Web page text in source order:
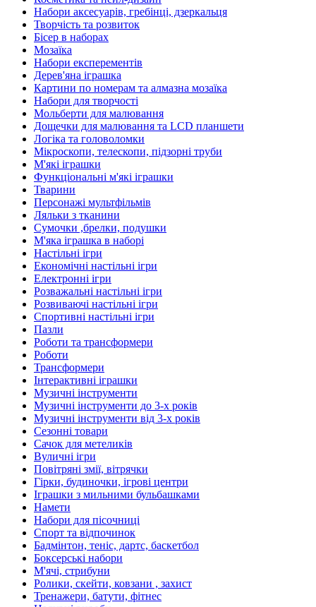
Набори аксесуарів, гребінці, дзеркальця
Творчість та розвиток
Бісер в наборах
Мозаїка
Набори експерементів
Дерев'яна іграшка
Картини по номерам та алмазна мозаїка
Набори для творчості
Мольберти для малювання
Дощечки для малювання та LCD планшети
Логіка та головоломки
Мікроскопи, телескопи, підзорні труби
М'які іграшки
Функціональні м'які іграшки
Тварини
Персонажі мультфільмів
Ляльки з тканини
Сумочки ,брелки, подушки
М'яка іграшка в наборі
Настільні ігри
Економічні настільні ігри
Електронні ігри
Розважальні настільні ігри
Розвиваючі настільні ігри
Спортивні настільні ігри
Пазли
Роботи та трансформери
Роботи
Трансформери
Інтерактивні іграшки
Музичні інструменти
Музичні інструменти до 3-х років
Музичні інструменти від 3-х років
Сезонні товари
Сачок для метеликів
Вуличні ігри
Повітряні змії, вітрячки
Гірки, будиночки, ігрові центри
Іграшки з мильними бульбашками
Намети
Набори для пісочниці
Спорт та відпочинок
Бадмінтон, теніс, дартс, баскетбол
Боксерські набори
М'ячі, стрибуни
Ролики, скейти, ковзани , захист
Тренажери, батути, фітнес